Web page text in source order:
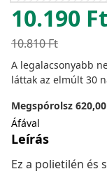
10.190 Ft
10.810Ft
A legalacsonyabb
láttak az elmúlt 30
Megspórolsz
Áfával
Leírás
Ez a polietilén és